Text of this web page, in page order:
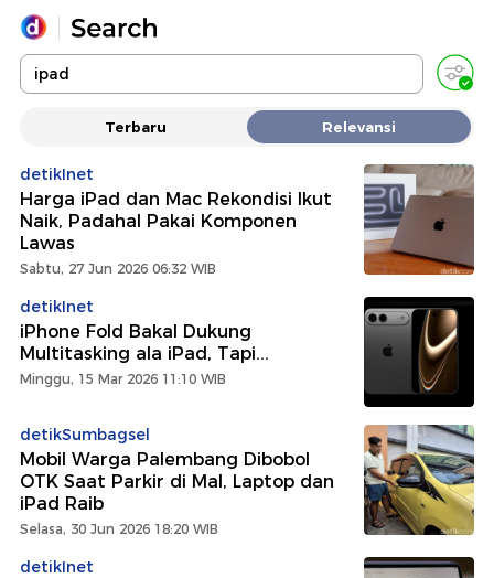
Yang sedang ramai dicari
Promoted
Terakhir yang dicari
Terbaru Relevansi
detikInet
Harga iPad dan Mac Rekondisi Ikut
Naik, Padahal Pakai Komponen
Lawas
Sabtu, 27 Jun 2026 06:32 WIB
detikInet
iPhone Fold Bakal Dukung
Multitasking ala iPad, Tapi...
Minggu, 15 Mar 2026 11:10 WIB
detikSumbagsel
Mobil Warga Palembang Dibobol
OTK Saat Parkir di Mal, Laptop dan
iPad Raib
Selasa, 30 Jun 2026 18:20 WIB
detikInet